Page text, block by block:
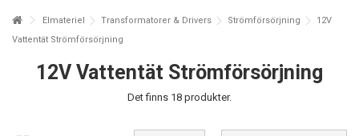
Elmateriel Transformatorer & Drivers Strömförsörjning
12V
Vattentät Strömförsörjning
12V Vattentät Strömförsörjning
Det finns 18 produkter.